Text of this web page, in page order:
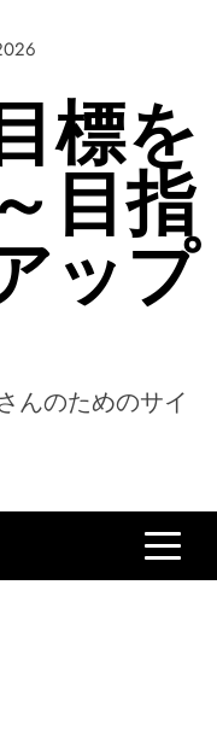
標を
目指
ップ
んのためのサイ